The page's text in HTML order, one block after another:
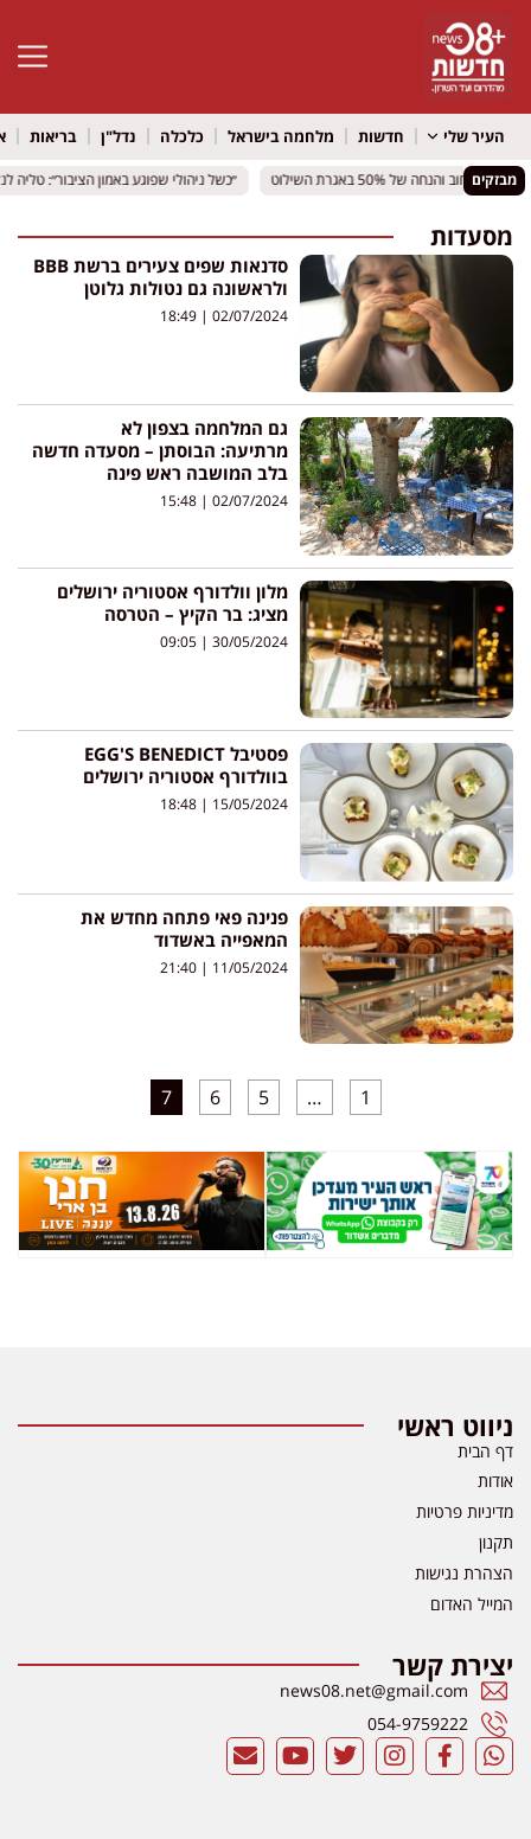
פתח
העיר שלי חדשות מלחמה בישראל כלכלה נדל"ן בריאות
מבזקים
והנחה של 50% באגרת השילוט
והנחה של 50% באגרת השילוט ״כשל ניהולי שפוגע באמון הציבור״:
״כשל ניהולי שפוגע באמון הציבור״:
מסעדות
סדנאות שפים צעירים ברשת BBB
ולראשונה גם נטולות גלוטן
02/07/2024
גם המלחמה בצפון לא
מרתיעה: הבוסתן – מסעדה חדשה
בלב המושבה ראש פינה
02/07/2024
מלון וולדורף אסטוריה ירושלים
מציג: בר הקיץ – הטרסה
30/05/2024
פסטיבל EGG'S BENEDICT
בוולדורף אסטוריה ירושלים
15/05/2024
פנינה פאי פתחה מחדש את
המאפייה באשדוד
11/05/2024
1
…
5
6
7
ניווט ראשי
דף הבית
אודות
מדיניות פרטיות
תקנון
הצהרת נגישות
המייל האדום
יצירת קשר
news08.net@gmail.com
054-9759222